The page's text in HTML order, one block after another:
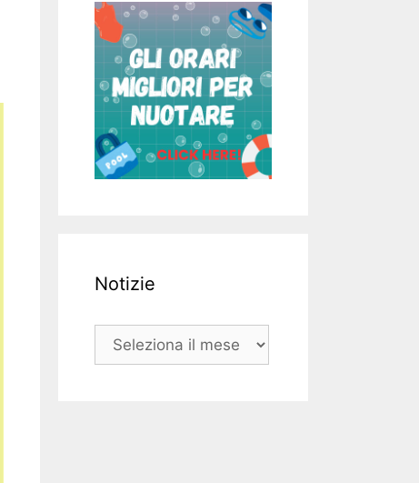
Notizie
Notizie